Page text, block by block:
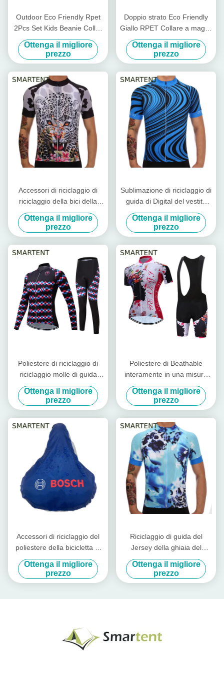
Outdoor Eco Friendly Rpet
2Pcs Set Kids Beanie Collar
Warmer Support Brand
rinnovabile Custom Fair
Trade
Ottenga il migliore
prezzo
Doppio strato Eco Friendly
Giallo RPET Collare a maglia
Involucro più caldo con
velluto
Ottenga il migliore
prezzo
Accessori di riciclaggio di
riciclaggio della bici della
maglietta del Jersey del
vestito di Dryfit del poliestere
di progettazione del
leopardo
Ottenga il migliore
prezzo
Sublimazione di riciclaggio di
guida di Digital del vestito
della strada del Jersey che
stampa gli accessori di
riciclaggio della bici
Ottenga il migliore
prezzo
Poliestere di riciclaggio di
riciclaggio molle di guida
100% degli accessori della
bici dell'abbigliamento del
Jersey di usura
Ottenga il migliore
prezzo
Poliestere di Beathable
interamente in una misura
asciutta di riciclaggio di
riciclaggio degli accessori
della bici del vestito
Ottenga il migliore
prezzo
Accessori di riciclaggio del
poliestere della bicicletta di
Seat della bici riflettente
impermeabile blu della
copertura 24.5X26CM
Ottenga il migliore
prezzo
Riciclaggio di guida del
Jersey della ghiaia del
poliestere dei Jersey 130g
della bici su ordinazione blu
del ciclista
Ottenga il migliore
prezzo